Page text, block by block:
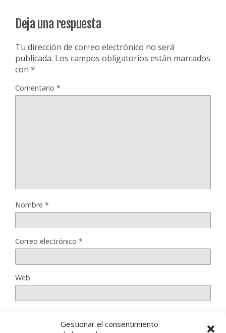
Gestionar el consentimiento
Deja una respuesta
Tu dirección de correo electrónico no será
publicada. Los campos obligatorios están marcados
con *
Comentario *
Nombre *
Correo electrónico *
Web
Guarda mi nombre, correo electrónico y web en este